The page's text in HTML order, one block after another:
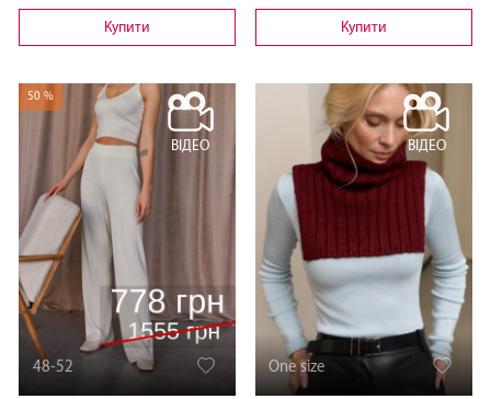
Купити Купити
50 %
ВІДЕО
48-52
ВІДЕО
One size